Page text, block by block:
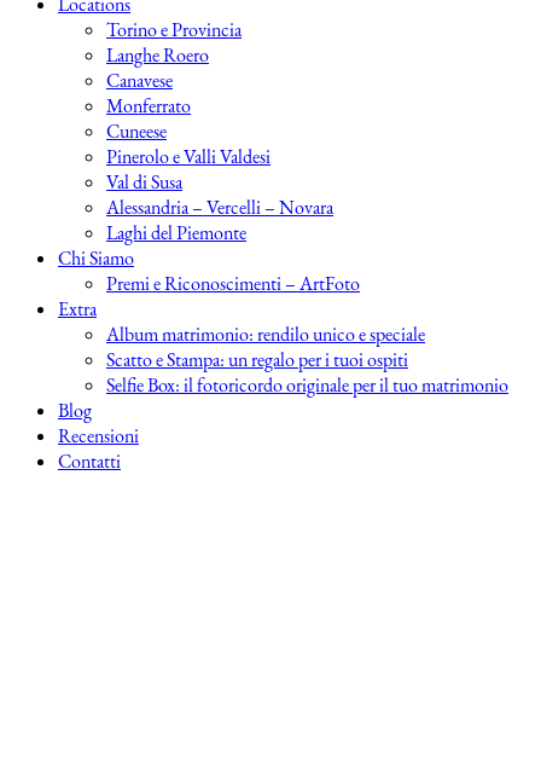
Torino e Provincia
Langhe Roero
Canavese
Monferrato
Cuneese
Pinerolo e Valli Valdesi
Val di Susa
Alessandria – Vercelli – Novara
Laghi del Piemonte
Chi Siamo
Premi e Riconoscimenti – ArtFoto
Extra
Album matrimonio: rendilo unico e speciale
Scatto e Stampa: un regalo per i tuoi ospiti
Selfie Box: il fotoricordo originale per il tuo matrimonio
Blog
Recensioni
Contatti